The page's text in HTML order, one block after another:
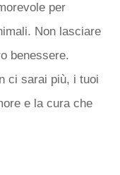
per
Non lasciare
benessere.
ci sarai più, i tuoi
e la cura che